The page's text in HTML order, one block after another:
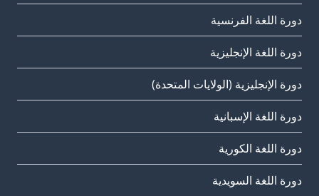
دورة اللغة الفرنسية
دورة اللغة الإنجليزية
دورة الإنجليزية (الولايات المتحدة)
دورة اللغة الإسبانية
دورة اللغة الكورية
دورة اللغة السويدية